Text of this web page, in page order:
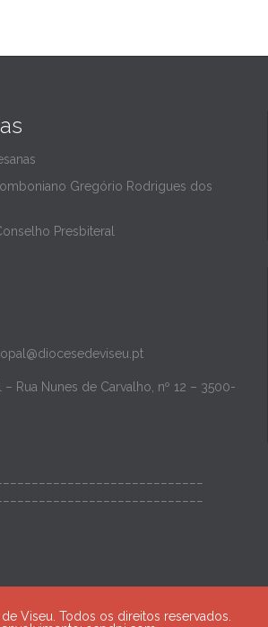
Gregório Rodrigues dos
Presbiteral
– Rua Nunes de Carvalho, nº 12 – 3500-
Viseu. Todos os direitos reservados.